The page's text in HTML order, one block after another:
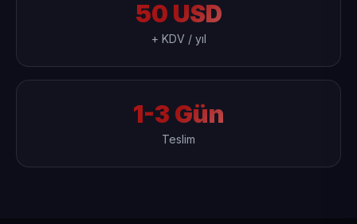
50 USD
+ KDV / yıl
1-3 Gün
Teslim